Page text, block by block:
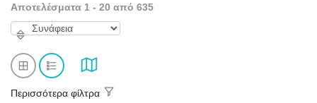
Αποτελέσματα 1 - 20 από 635
Περισσότερα φίλτρα